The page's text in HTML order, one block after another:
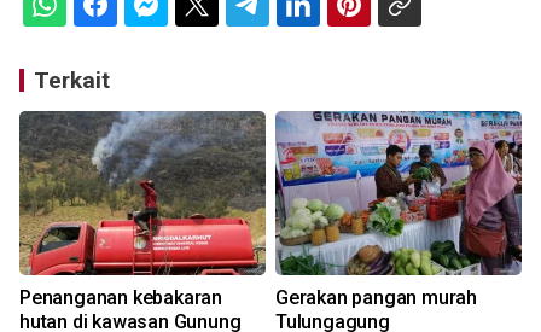
Terkait
Penanganan kebakaran
hutan di kawasan Gunung
Gerakan pangan murah
Tulungagung